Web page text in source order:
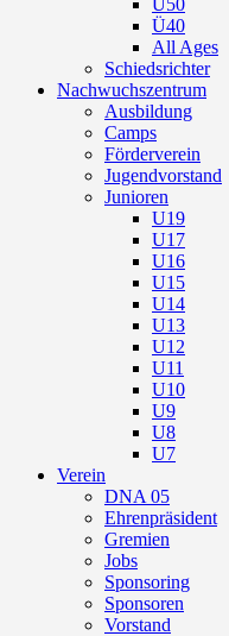
Ü40
All Ages
Schiedsrichter
Nachwuchszentrum
Ausbildung
Camps
Förderverein
Jugendvorstand
Junioren
U19
U17
U16
U15
U14
U13
U12
U11
U10
U9
U8
U7
Verein
DNA 05
Ehrenpräsident
Gremien
Jobs
Sponsoring
Sponsoren
Vorstand